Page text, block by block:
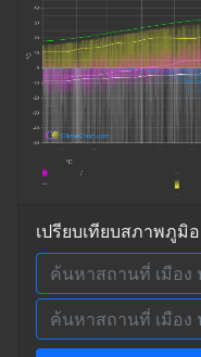
เปรียบเทียบสภาพภูมิ